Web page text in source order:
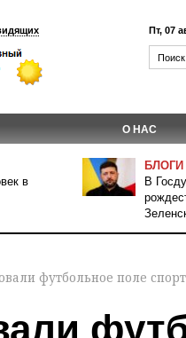
Пт, 07
О НАС
в
БЛОГИ
В
футбольное поле